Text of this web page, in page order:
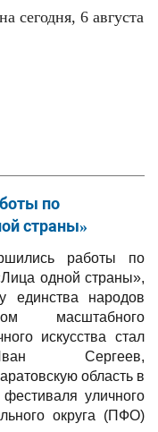
сегодня, 6 августа
по
страны»
работы по
одной страны»,
единства народов
масштабного
искусства стал
Сергеев,
область в
уличного
округа (ПФО)